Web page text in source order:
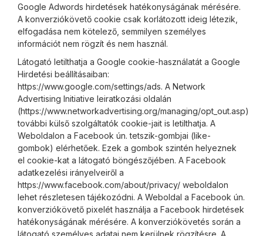
Google Adwords hirdetések hatékonyságának mérésére.
A konverziókövető cookie csak korlátozott ideig létezik,
elfogadása nem kötelező, semmilyen személyes
információt nem rögzít és nem használ.
Látogató letilthatja a Google cookie-használatát a Google
Hirdetési beállításaiban:
https://www.google.com/settings/ads. A Network
Advertising Initiative leiratkozási oldalán
(https://www.networkadvertising.org/managing/opt_out.asp)
további külső szolgáltatók cookie-jait is letilthatja. A
Weboldalon a Facebook ún. tetszik-gombjai (like-
gombok) elérhetőek. Ezek a gombok szintén helyeznek
el cookie-kat a látogató böngészőjében. A Facebook
adatkezelési irányelveiről a
https://www.facebook.com/about/privacy/ weboldalon
lehet részletesen tájékozódni. A Weboldal a Facebook ún.
konverziókövető pixelét használja a Facebook hirdetések
hatékonyságának mérésére. A konverziókövetés során a
látogató személyes adatai nem kerülnek rögzítésre. A